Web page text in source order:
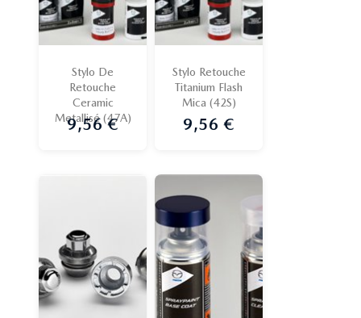
Stylo De
Retouche
Ceramic
Metallisé (47A)
Prix
9,56 €
Stylo Retouche
Titanium Flash
Mica (42S)
Prix
9,56 €